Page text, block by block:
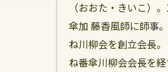
（おおた・きいこ）
傘加 藤香風師に師事
ね川柳会を創立会長
ね番傘川柳会会長を